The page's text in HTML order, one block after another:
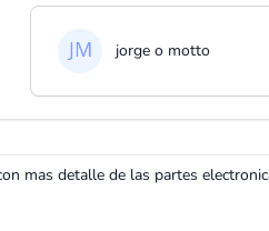
jorge o motto
mas detalle de las partes